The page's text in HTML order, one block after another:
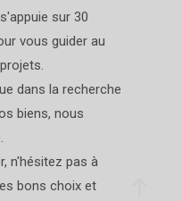
sur 30
vous guider au
dans la recherche
biens, nous
n'hésitez pas à
bons choix et